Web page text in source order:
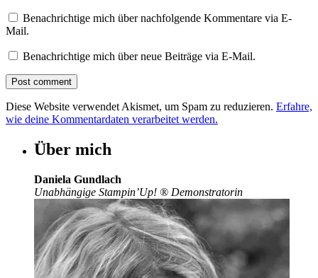
Benachrichtige mich über nachfolgende Kommentare via E-
Mail.
Benachrichtige mich über neue Beiträge via E-Mail.
Diese Website verwendet Akismet, um Spam zu reduzieren. Erfahre,
wie deine Kommentardaten verarbeitet werden.
Über mich
Daniela Gundlach
Unabhängige Stampin’Up! ® Demonstratorin